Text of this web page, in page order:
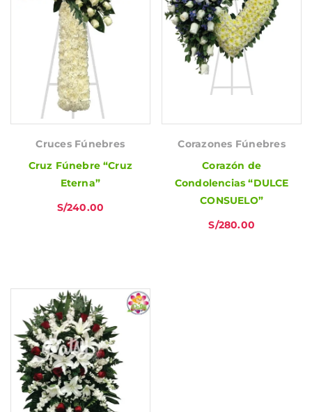
Cruces Fúnebres
Cruz Fúnebre “Cruz
Eterna”
S/240.00
Corazones Fúnebres
Corazón de
Condolencias “DULCE
CONSUELO”
S/280.00